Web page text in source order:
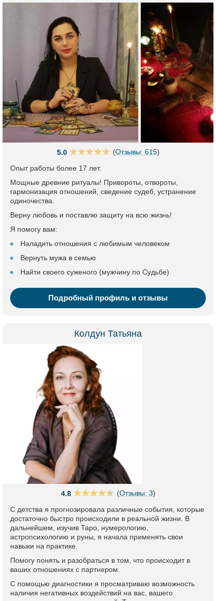
5.0 (Отзывы: 615)
Опыт работы более 17 лет.
Мощные древние ритуалы! Привороты, отвороты,
гармонизация отношений, сведение судеб, устранение
одиночества.
Верну любовь и поставлю защиту на всю жизнь!
Я помогу вам:
Наладить отношения с любимым человеком
Вернуть мужа в семью
Найти своего суженого (мужчину по Судьбе)
Подробный профиль и отзывы
Колдун Татьяна
4.8 (Отзывы: 3)
С детства я прогнозировала различные события, которые
достаточно быстро происходили в реальной жизни. В
дальнейшем, изучив Таро, нумерологию,
астропсихологию и руны, я начала применять свои
навыки на практике.
Помогу понять и разобраться в том, что происходит в
ваших отношениях с партнером.
С помощью диагностики я просматриваю возможность
наличия негативных воздействий на вас, вашего